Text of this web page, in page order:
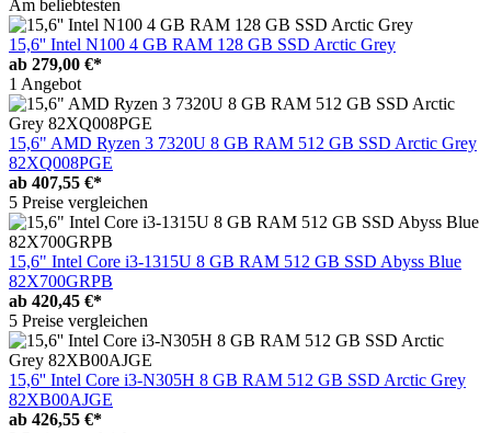
Am beliebtesten
15,6'' Intel N100 4 GB RAM 128 GB SSD Arctic Grey
ab 279,00 €*
1 Angebot
15,6" AMD Ryzen 3 7320U 8 GB RAM 512 GB SSD Arctic Grey
82XQ008PGE
ab 407,55 €*
5 Preise vergleichen
15,6" Intel Core i3-1315U 8 GB RAM 512 GB SSD Abyss Blue
82X700GRPB
ab 420,45 €*
5 Preise vergleichen
15,6'' Intel Core i3-N305H 8 GB RAM 512 GB SSD Arctic Grey
82XB00AJGE
ab 426,55 €*